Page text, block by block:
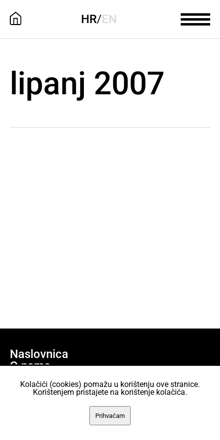
HR/EN
lipanj 2007
Naslovnica
O nama
Učlani se
Projekti
AKC Attack Sav sadržaj dan je na korištenje pod licencom Creative
Kolačići (cookies) pomažu u korištenju ove stranice.
Korištenjem pristajete na korištenje kolačića.
Prihvaćam